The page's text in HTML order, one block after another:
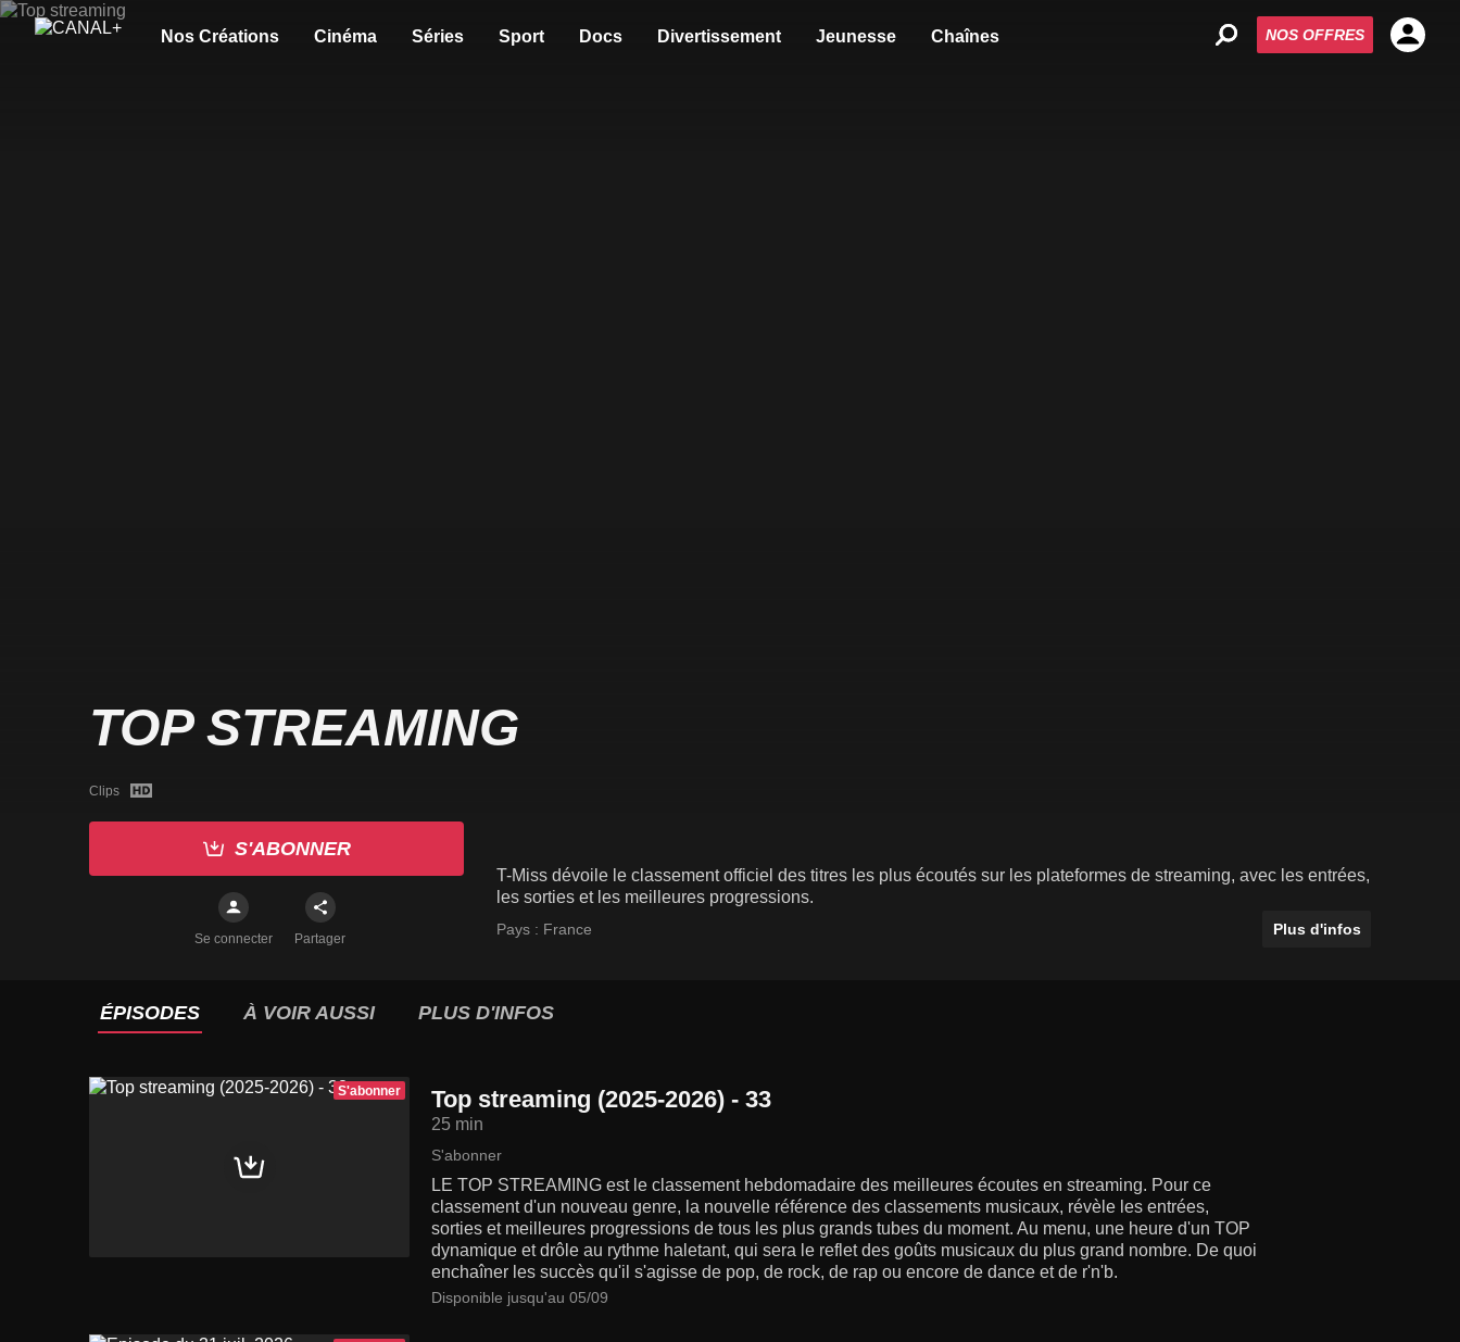
Nos Créations Cinéma Séries Sport Docs Divertissement Jeunesse Chaînes NOS OFFRES
TOP STREAMING
Clips
S'ABONNER
Se connecter Partager
T-Miss dévoile le classement officiel des titres les plus écoutés sur les plateformes de streaming, avec les entrées,
les sorties et les meilleures progressions.
Pays : France Plus d'infos
ÉPISODES À VOIR AUSSI PLUS D'INFOS
S'abonner Top streaming (2025-2026) - 33
25 min
S'abonner
LE TOP STREAMING est le classement hebdomadaire des meilleures écoutes en streaming. Pour ce
classement d'un nouveau genre, la nouvelle référence des classements musicaux, révèle les entrées,
sorties et meilleures progressions de tous les plus grands tubes du moment. Au menu, une heure d'un TOP
dynamique et drôle au rythme haletant, qui sera le reflet des goûts musicaux du plus grand nombre. De quoi
enchaîner les succès qu'il s'agisse de pop, de rock, de rap ou encore de dance et de r'n'b.
Disponible jusqu'au 05/09